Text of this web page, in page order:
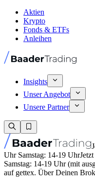
Aktien
Krypto
Fonds & ETFs
Anleihen
Insights
Unser Angebot
Unsere Partner
Uhr Samstag: 14-19 Uhr
Samstag: 14-19 Uhr (mit
auf gettex. Über Deinen